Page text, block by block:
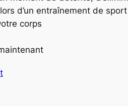
d’un entraînement de
corps